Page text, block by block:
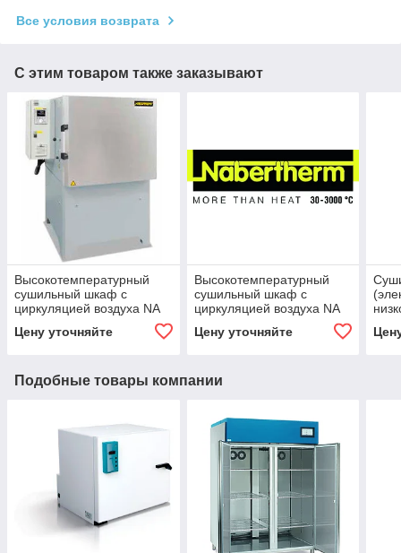
Все условия возврата
С этим товаром также заказывают
Высокотемпературный
сушильный шкаф с
циркуляцией воздуха NA
Цену уточняйте
Высокотемпературный
сушильный шкаф с
циркуляцией воздуха NA
Цену уточняйте
Подобные товары компании